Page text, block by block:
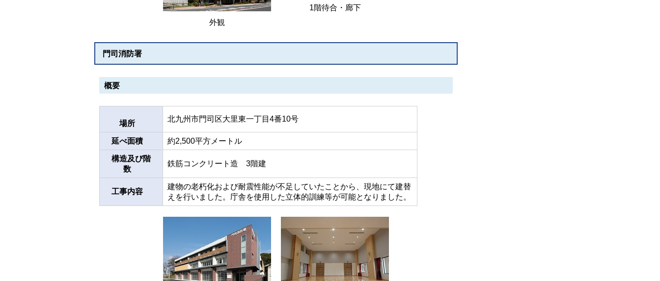
外観
1階待合・廊下
門司消防署
概要
場所
北九州市門司区大里東一丁目4番10号
延べ面積 約2,500平方メートル
構造及び階
数
鉄筋コンクリート造 3階建
工事内容
建物の老朽化および耐震性能が不足していたことから、現地にて建替
えを行いました。庁舎を使用した立体的訓練等が可能となりました。